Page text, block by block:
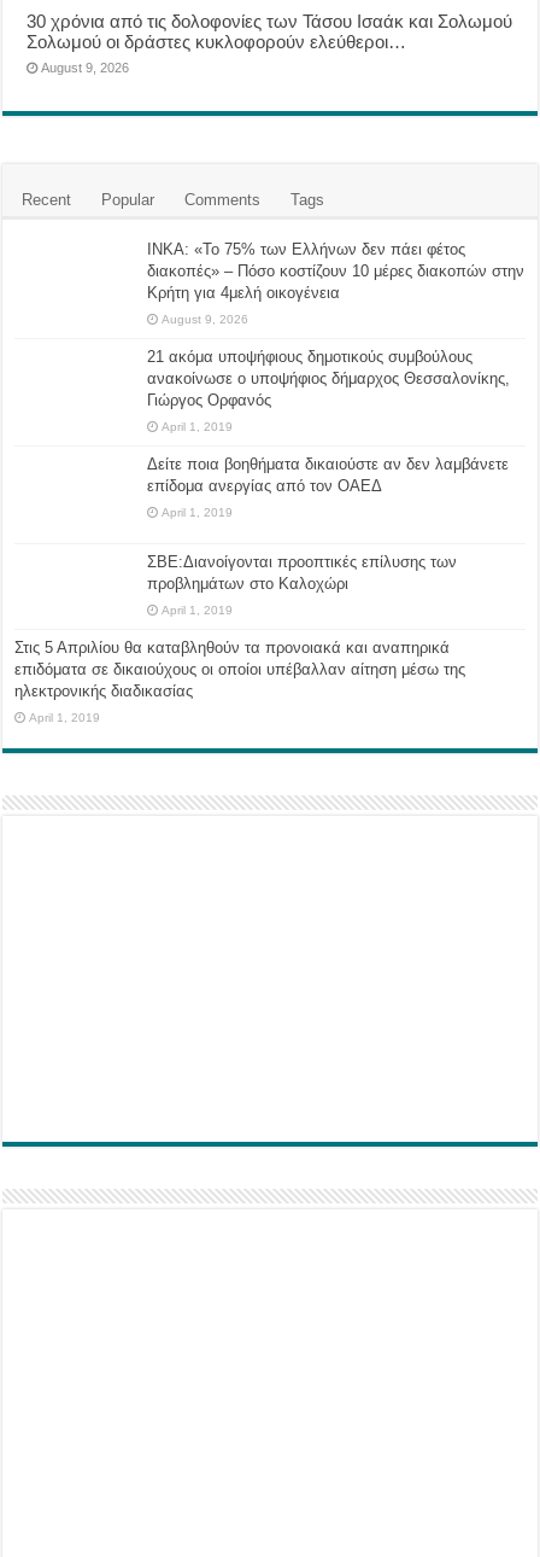
30 χρόνια από τις δολοφονίες των Τάσου Ισαάκ και Σολωμού
Σολωμού οι δράστες κυκλοφορούν ελεύθεροι…
August 9, 2026
Recent Popular Comments Tags
ΙΝΚΑ: «Το 75% των Ελλήνων δεν πάει φέτος
διακοπές» – Πόσο κοστίζουν 10 μέρες διακοπών στην
Κρήτη για 4μελή οικογένεια
August 9, 2026
21 ακόμα υποψήφιους δημοτικούς συμβούλους
ανακοίνωσε ο υποψήφιος δήμαρχος Θεσσαλονίκης,
Γιώργος Ορφανός
April 1, 2019
Δείτε ποια βοηθήματα δικαιούστε αν δεν λαμβάνετε
επίδομα ανεργίας από τον ΟΑΕΔ
April 1, 2019
ΣΒΕ:Διανοίγονται προοπτικές επίλυσης των
προβλημάτων στο Καλοχώρι
April 1, 2019
Στις 5 Απριλίου θα καταβληθούν τα προνοιακά και αναπηρικά
επιδόματα σε δικαιούχους οι οποίοι υπέβαλλαν αίτηση μέσω της
ηλεκτρονικής διαδικασίας
April 1, 2019